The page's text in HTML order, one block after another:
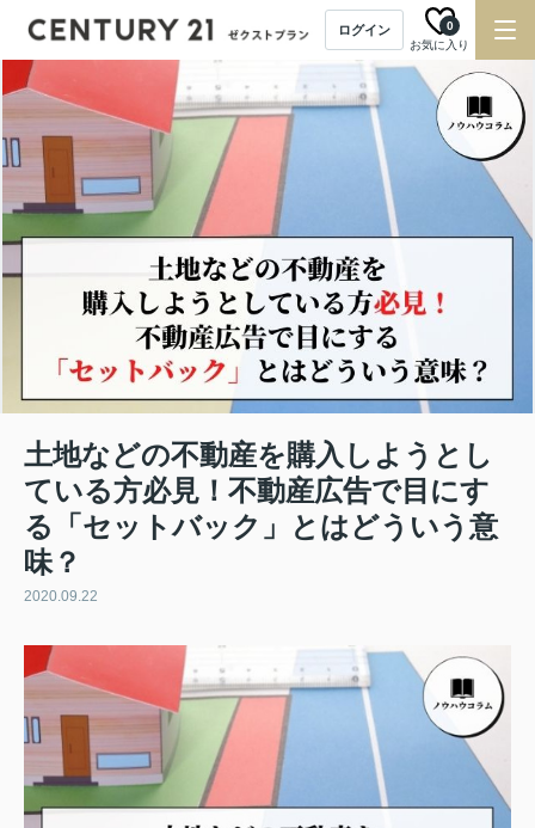
ログイン
お気に入り
0
土地などの不動産を購入しようとし
ている方必見！不動産広告で目にす
る「セットバック」とはどういう意
味？
2020.09.22